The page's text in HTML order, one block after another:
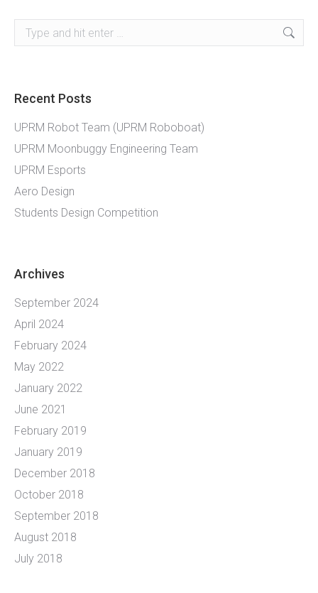
Search:
Recent Posts
UPRM Robot Team (UPRM Roboboat)
UPRM Moonbuggy Engineering Team
UPRM Esports
Aero Design
Students Design Competition
Archives
September 2024
April 2024
February 2024
May 2022
January 2022
June 2021
February 2019
January 2019
December 2018
October 2018
September 2018
August 2018
July 2018